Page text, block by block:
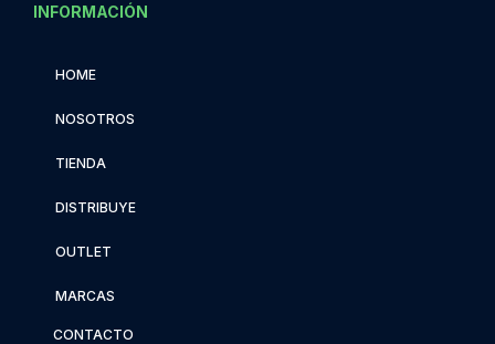
INFORMACIÓN
HOME
NOSOTROS
TIENDA
DISTRIBUYE
OUTLET
MARCAS
CONTACTO